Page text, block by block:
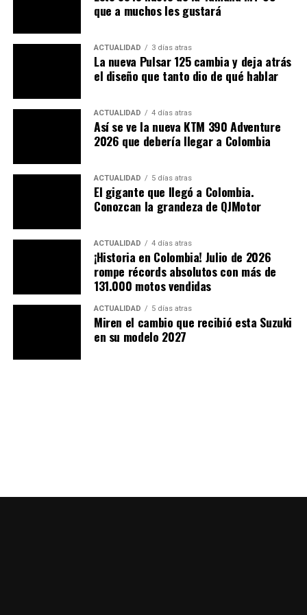
Nightshift 2026 y su estética retro en verde
Trasladar gran parte de su producción a Asia podría ser
visto como una traición a esa herencia, especialmente
para sus clientes más fieles. Sin embargo, ya existen
antecedentes: modelos como laDuke 200 y la 390
Adventureson fabricados en India con Bajaj y han
tenido una aceptación sobresaliente en mercados
emergentes como Colombia, México o Brasil.
que a muchos les gustará
ACTUALIDAD 3 días atras
La nueva Pulsar 125 cambia y deja atrás
el diseño que tanto dio de qué hablar
ACTUALIDAD 4 días atras
Así se ve la nueva KTM 390 Adventure
2026 que debería llegar a Colombia
ACTUALIDAD 5 días atras
El gigante que llegó a Colombia.
Conozcan la grandeza de QJMotor
ACTUALIDAD 4 días atras
¡Historia en Colombia! Julio de 2026
rompe récords absolutos con más de
131.000 motos vendidas
ACTUALIDAD 5 días atras
Miren el cambio que recibió esta Suzuki
en su modelo 2027